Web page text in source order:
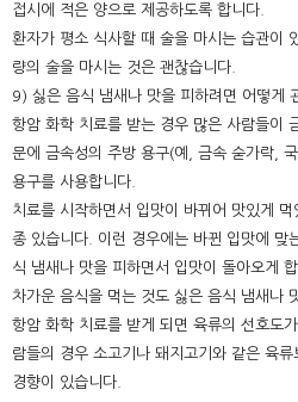
접시에 적은 양으로 제공하도록 합니다.
환자가 평소 식사할 때 술을 마시는 습관이
량의 술을 마시는 것은 괜찮습니다.
9) 싫은 음식 냄새나 맛을 피하려면 어떻게
항암 화학 치료를 받는 경우 많은 사람들이
문에 금속성의 주방 용구(예, 금속 숟가락,
용구를 사용합니다.
치료를 시작하면서 입맛이 바뀌어 맛있게
종 있습니다. 이런 경우에는 바뀐 입맛에 맞
식 냄새나 맛을 피하면서 입맛이 돌아오게 합
차가운 음식을 먹는 것도 싫은 음식 냄새나
항암 화학 치료를 받게 되면 육류의 선호도
람들의 경우 소고기나 돼지고기와 같은 육
경향이 있습니다.